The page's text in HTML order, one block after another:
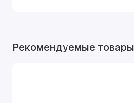
Рекомендуемые товары